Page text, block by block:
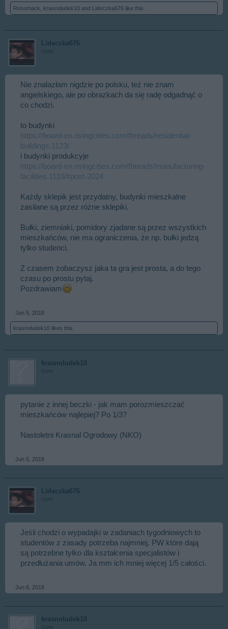
Rosomack krasnoludek10 and Lideczka676 like this.
Lideczka676
User
Nie znalazłam nigdzie po polsku, też nie znam
angielskiego, ale po obrazkach da się radę odgadnąć o
co chodzi.
to budynki
https://board-en.risingcities.com/threads/residential-
buildings.1123/
i budynki produkcyje
https://board-en.risingcities.com/threads/manufacturing-
facilities.1110/#post-2024
Każdy sklepik jest przydatny, budynki mieszkalne
zasilane są przez różne sklepiki.
Bułki, ziemniaki, pomidory zjadane są przez wszystkich
mieszkańców, nie ma ograniczenia, że np. bułki jedzą
tylko studenci.
Z czasem zobaczysz jaka ta gra jest prosta, a do tego
czasu po prostu pytaj.
Pozdrawiam
Jun 5, 2018
krasnoludek10 likes this.
krasnoludek10
User
pytanie z innej beczki - jak mam porozmieszczać
mieszkańców najlepiej? Po 1/3?
Nastoletni Krasnal Ogrodowy (NKO)
Jun 5, 2018
Lideczka676
User
Jeśli chodzi o wypadajki w zadaniach tygodniowych to
studentów z zasady potrzeba najmniej. PW które dają
są potrzebne tylko dla kształcenia specjalistów i
przedłużania umów. Ja mm ich mniej więcej 1/5 całości.
Jun 6, 2018
krasnoludek10
User